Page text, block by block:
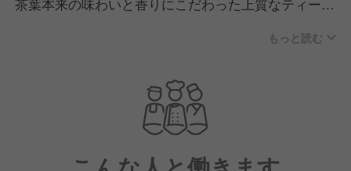
茶葉本来の味わいと香りにこだわった上質なティーメ
オープン以来、おかげさまで多くのお客様にご利用い
これからもブランドの信頼を守り、愛されるお店づく
りに励んでまいります。
もっと読む